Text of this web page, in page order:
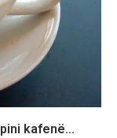
kafenë...